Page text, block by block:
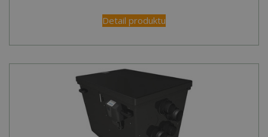
Detail produktu